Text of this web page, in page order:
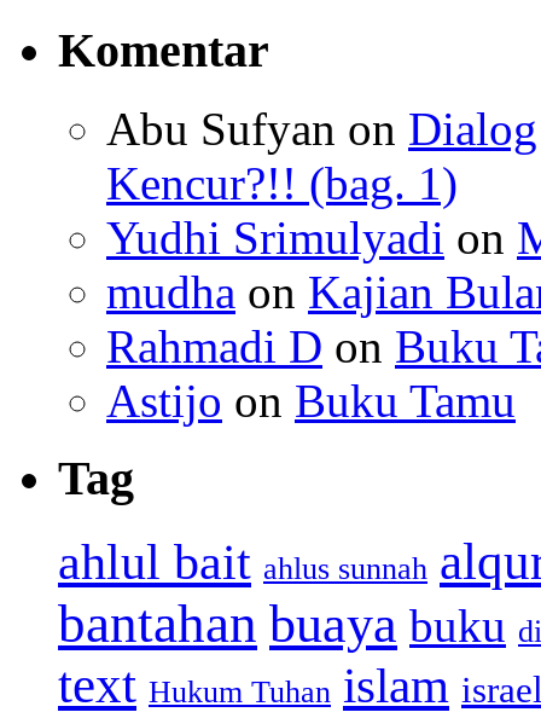
Komentar
Abu Sufyan on
Kencur?!! (bag. 1)
Yudhi Srimulyadi on
mudha on Kajian
Rahmadi D on Buku
Astijo on Buku Tamu
Tag
ahlul bait ahlus sunnah
bantahan buaya buku
text Hukum Tuhan islam